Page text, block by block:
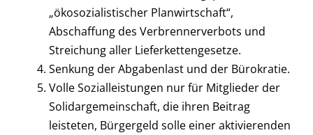
„ökosozialistischer Planwirtschaft“,
Abschaffung des Verbrennerverbots und
Streichung aller Lieferkettengesetze.
Senkung der Abgabenlast und der Bürokratie.
Volle Sozialleistungen nur für Mitglieder der
Solidargemeinschaft, die ihren Beitrag
leisteten, Bürgergeld solle einer aktivierenden